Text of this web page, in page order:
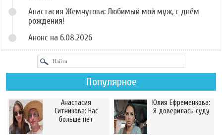
Анастасия Жемчугова: Любимый мой муж, с днём
рождения!
Анонс на 6.08.2026
Популярное
Анастасия
Ситникова: Нас
больше нет
Юлия Ефременкова:
Я доверилась суду